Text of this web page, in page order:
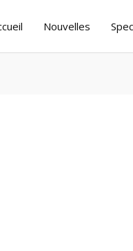
Nouvelles